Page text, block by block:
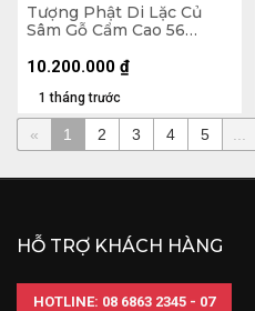
Tượng Phật Di Lặc Củ
Sâm Gỗ Cẩm Cao 56
1 tháng trước
10.200.000 ₫
« 1 2 3 4 5
HỖ TRỢ KHÁCH HÀNG
HOTLINE: 08 6863 2345 - 07